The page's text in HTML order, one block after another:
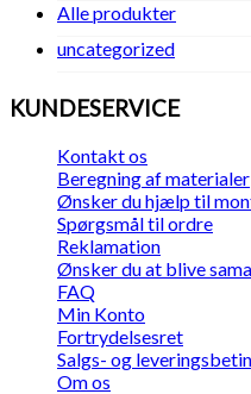
Alle produkter
uncategorized
KUNDESERVICE
Kontakt os
Beregning af materialer
Ønsker du hjælp til
Spørgsmål til ordre
Reklamation
Ønsker du at blive
FAQ
Min Konto
Fortrydelsesret
Salgs- og
Om os